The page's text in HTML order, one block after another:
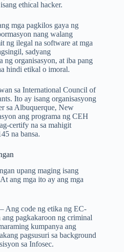
ethical hacker.
mga pagkilos gaya ng
nang walang
ng ilegal na software at mga
sadyang
ng organisasyon, at iba pang
hindi etikal o imoral.
sa International Council of
Ito ay isang organisasyong
sa Albuquerque, New
ang programa ng CEH
certify na sa mahigit
na bansa.
upang maging isang
ang mga ito ay ang mga
Ang code ng etika ng EC-
pagkakaroon ng criminal
kumpanya ang
pagsusuri sa background
sa Infosec.